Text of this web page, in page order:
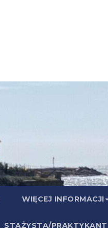
WIĘCEJ INFORMACJI
STAŻYSTA/PRAKTYKANT